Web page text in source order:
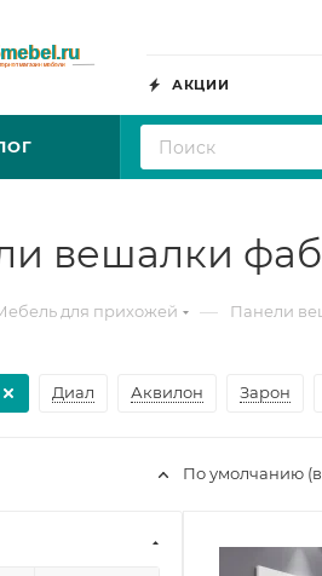
АКЦИИ
вешалки
для прихожей — Панели
Диал Аквилон Зарон
По умолчанию